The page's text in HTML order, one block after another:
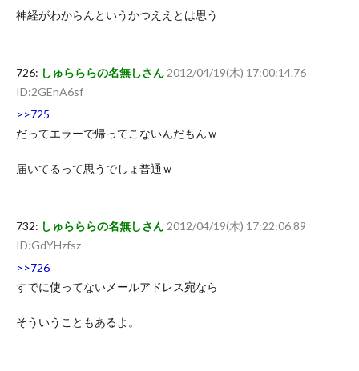
神経がわからんというかつええとは思う
726: しゅらららの名無しさん 2012/04/19(木) 17:00:14.76
ID:2GEnA6sf
>>725
だってエラーで帰ってこないんだもんｗ
届いてるって思うでしょ普通ｗ
732: しゅらららの名無しさん 2012/04/19(木) 17:22:06.89
ID:GdYHzfsz
>>726
すでに使ってないメールアドレス宛なら
そういうこともあるよ。